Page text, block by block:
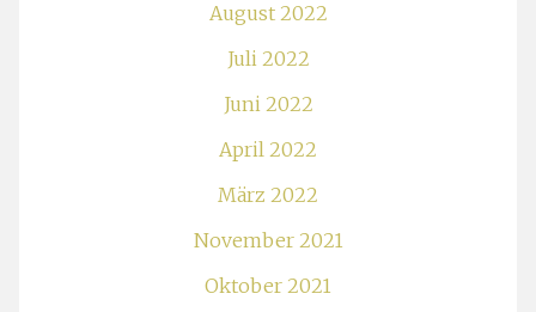
August 2022
Juli 2022
Juni 2022
April 2022
März 2022
November 2021
Oktober 2021